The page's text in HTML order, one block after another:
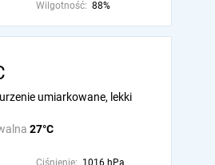
Wilgotność: 88%
27°C
umiarkowane, lekki
Ciśnienie: 1016 hPa